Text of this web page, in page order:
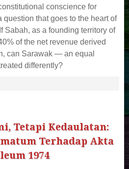
conscience for
question that goes to the heart of
Sabah, as a founding territory of
of the net revenue derived
can Sarawak — an equal
differently?
Tetapi Kedaulatan:
Terhadap Akta
1974